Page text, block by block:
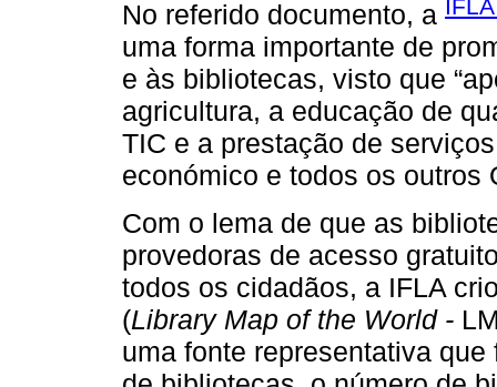
No referido documento, a
uma forma importante de
e às bibliotecas, visto que
agricultura, a educação de
TIC e a prestação de
económico e todos os outros
Com o lema de que as
provedoras de acesso
todos os cidadãos, a IFLA
(Library Map of the World -
uma fonte representativa